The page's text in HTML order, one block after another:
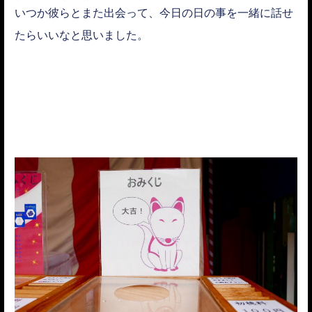
いつか彼らとまた出会って、今日の日の事を一緒に話せ
たらいいなと思いました。